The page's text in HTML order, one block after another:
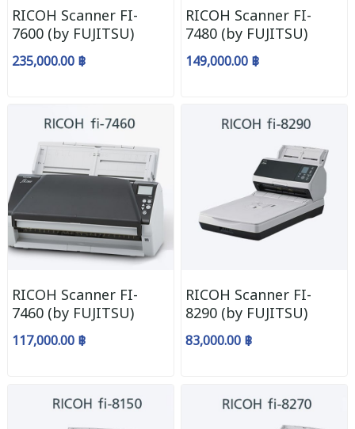
RICOH Scanner FI-
7600 (by FUJITSU)
235,000.00 ฿
RICOH Scanner FI-
7480 (by FUJITSU)
149,000.00 ฿
RICOH Scanner FI-
7460 (by FUJITSU)
117,000.00 ฿
RICOH Scanner FI-
8290 (by FUJITSU)
83,000.00 ฿